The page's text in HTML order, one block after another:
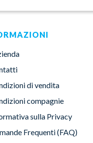
di vendita
compagnie
sulla Privacy
Frequenti (FAQ)